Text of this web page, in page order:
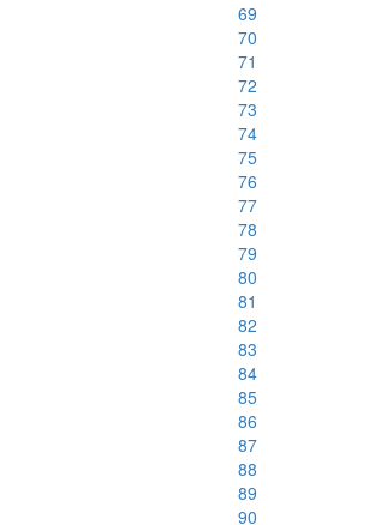
69
70
71
72
73
74
75
76
77
78
79
80
81
82
83
84
85
86
87
88
89
90